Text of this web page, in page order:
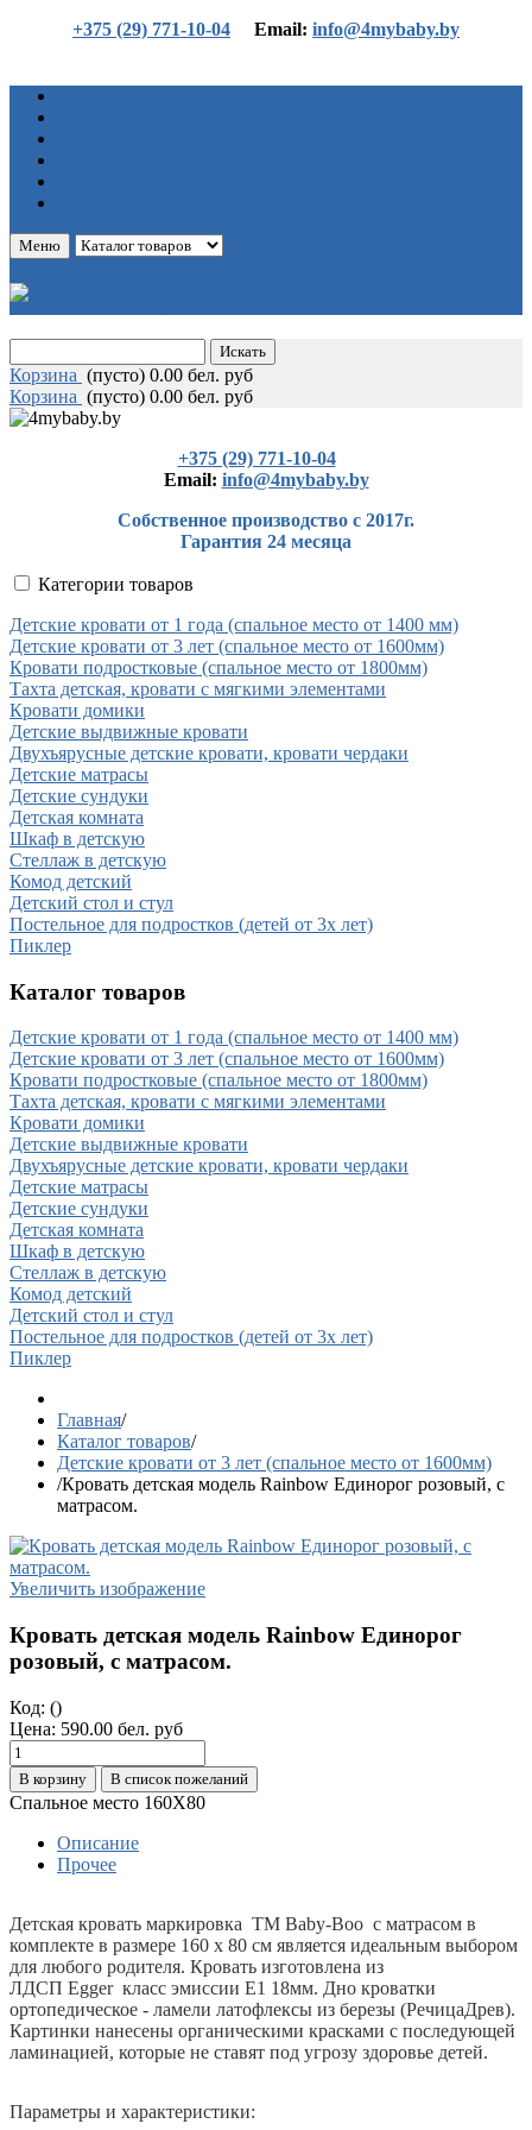
+375 (29) 771-10-04 Еmail: info@4mybaby.by
Меню
Корзина (пусто) 0.00 бел. руб
Корзина (пусто) 0.00 бел. руб
+375 (29) 771-10-04
Еmail: info@4mybaby.by
Собственное производство с 2017г.
Гарантия 24 месяца
Категории товаров
Детские кровати от 1 года (спальное место от 1400 мм)
Детские кровати от 3 лет (спальное место от 1600мм)
Кровати подростковые (спальное место от 1800мм)
Тахта детская, кровати с мягкими элементами
Кровати домики
Детские выдвижные кровати
Двухъярусные детские кровати, кровати чердаки
Детские матрасы
Детские сундуки
Детская комната
Шкаф в детскую
Стеллаж в детскую
Комод детский
Детский стол и стул
Постельное для подростков (детей от 3х лет)
Пиклер
Каталог товаров
Детские кровати от 1 года (спальное место от 1400 мм)
Детские кровати от 3 лет (спальное место от 1600мм)
Кровати подростковые (спальное место от 1800мм)
Тахта детская, кровати с мягкими элементами
Кровати домики
Детские выдвижные кровати
Двухъярусные детские кровати, кровати чердаки
Детские матрасы
Детские сундуки
Детская комната
Шкаф в детскую
Стеллаж в детскую
Комод детский
Детский стол и стул
Постельное для подростков (детей от 3х лет)
Пиклер
Главная/
Каталог товаров/
Детские кровати от 3 лет (спальное место от 1600мм)
/Кровать детская модель Rainbow Единорог розовый, с
матрасом.
Увеличить изображение
Кровать детская модель Rainbow Единорог
розовый, с матрасом.
Код: ()
Цена: 590.00 бел. руб
В корзину В список пожеланий
Спальное место 160Х80
Описание
Прочее
Детская кровать маркировка ТМ Baby-Boo с матрасом в
комплекте в размере 160 х 80 см является идеальным выбором
для любого родителя. Кровать изготовлена из
ЛДСП Egger класс эмиссии Е1 18мм. Дно кроватки
ортопедическое - ламели латофлексы из березы (РечицаДрев).
Картинки нанесены органическими красками с последующей
ламинацией, которые не ставят под угрозу здоровье детей.
Параметры и характеристики: